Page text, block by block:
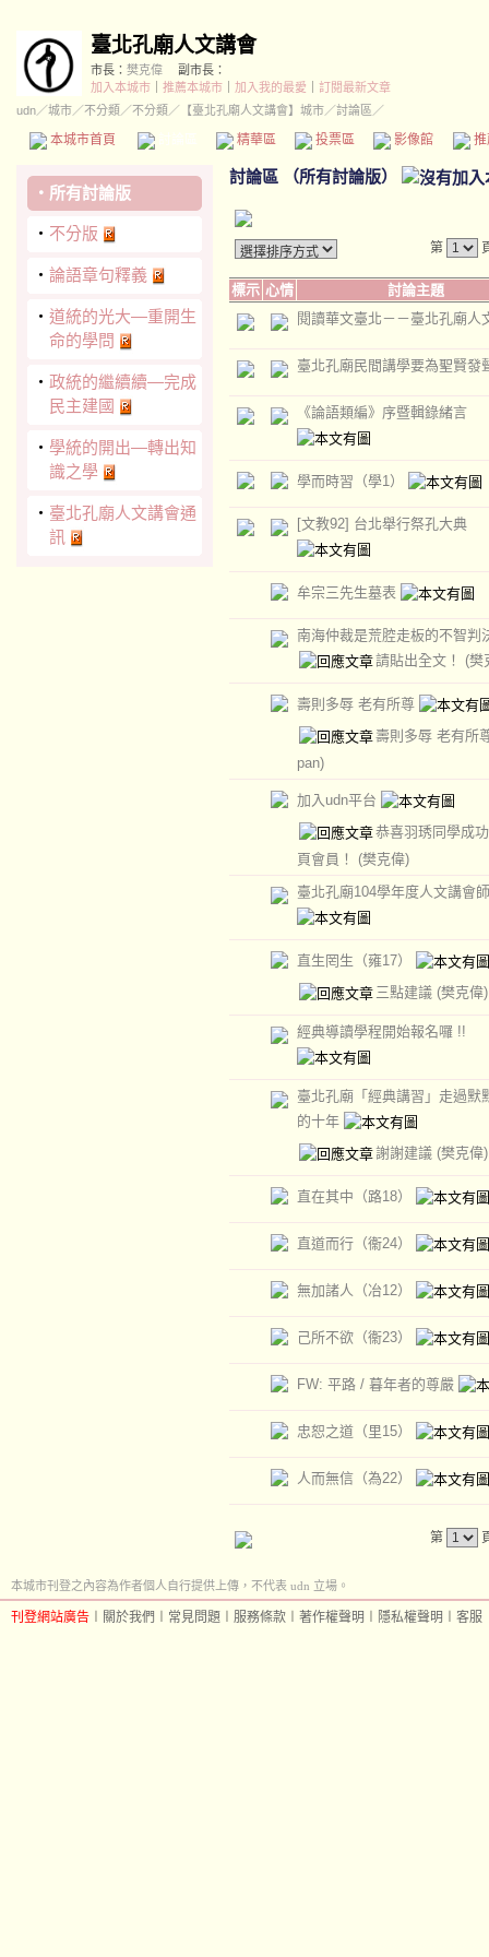
臺北孔廟人文講會
市長： 樊克偉
副市長：
加入本城市
推薦本城市 加入我的最愛
訂閱最新文章
udn／城市／不分類 ／不分類 ／ 【臺北孔廟人文講會】城市／討論區／
本城市首頁 精華區 投票區 影像館
‧ 所有討論版
‧ 不分版
‧ 論語章句釋義
‧ 道統的光大—重開生
命的學問
‧ 政統的繼續續—完成
民主建國
‧ 學統的開出—轉出知
識之學
‧ 臺北孔廟人文講會通
訊
討論區 （所有討論版）
第
標示 心情
討論主題
閱讀華文臺北－－臺北孔廟人
臺北孔廟民間講學要為聖賢發
《論語類編》序暨輯錄緒言
學而時習（學1）
[文教92] 台北舉行祭孔大典
牟宗三先生墓表
南海仲裁是荒腔走板的不智判
請貼出全文！ (樊
壽則多辱 老有所尊
壽則多辱 老有所
pan)
加入udn平台
恭喜羽琇同學成
頁會員！ (樊克偉)
臺北孔廟104學年度人文講會
直生罔生（雍17）
三點建議 (樊克偉)
經典導讀學程開始報名囉 !!
臺北孔廟「經典講習」走過默
的十年
謝謝建議 (樊克偉)
直在其中（路18）
直道而行（衞24）
無加諸人（冶12）
己所不欲（衞23）
FW: 平路 / 暮年者的尊嚴
忠恕之道（里15）
人而無信（為22）
第
本城市刊登之內容為作者個人自行提供上傳，不代表 udn 立場。
刊登網站廣告 關於我們 常見問題 服務條款 著作權聲明 隱私權聲明 客服